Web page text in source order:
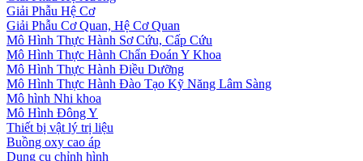
Giải Phẫu Hệ Cơ
Giải Phẫu Cơ Quan, Hệ Cơ Quan
Mô Hình Thực Hành Sơ Cứu, Cấp Cứu
Mô Hình Thực Hành Chẩn Đoán Y Khoa
Mô Hình Thực Hành Điều Dưỡng
Mô Hình Thực Hành Đào Tạo Kỹ Năng Lâm Sàng
Mô hình Nhi khoa
Mô Hình Đông Y
Thiết bị vật lý trị liệu
Buồng oxy cao áp
Dụng cụ chỉnh hình